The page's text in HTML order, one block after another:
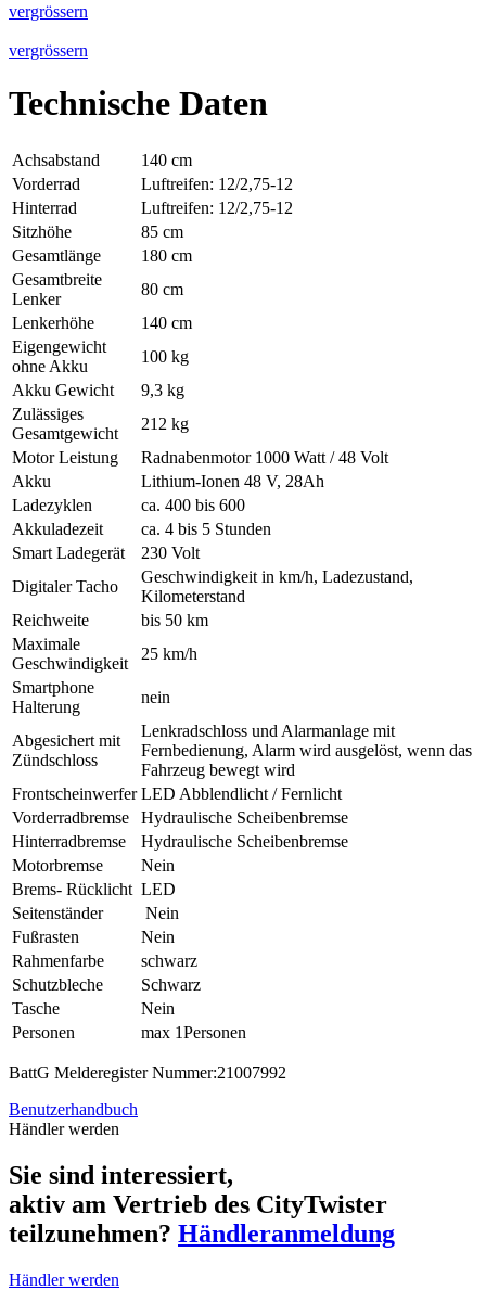
vergrössern
vergrössern
Technische Daten
Achsabstand
140 cm
Vorderrad
Luftreifen: 12/2,75-12
Hinterrad
Luftreifen: 12/2,75-12
Sitzhöhe
85 cm
Gesamtlänge
180 cm
Gesamtbreite
Lenker
80 cm
Lenkerhöhe
140 cm
Eigengewicht
ohne Akku
100 kg
Akku Gewicht
9,3 kg
Zulässiges
Gesamtgewicht
212 kg
Motor Leistung
Radnabenmotor 1000 Watt / 48 Volt
Akku
Lithium-Ionen 48 V, 28Ah
Ladezyklen
ca. 400 bis 600
Akkuladezeit
ca. 4 bis 5 Stunden
Smart Ladegerät
230 Volt
Digitaler Tacho
Geschwindigkeit in km/h, Ladezustand,
Kilometerstand
Reichweite
bis 50 km
Maximale
Geschwindigkeit
25 km/h
Smartphone
Halterung
nein
Abgesichert mit
Zündschloss
Lenkradschloss und Alarmanlage mit
Fernbedienung, Alarm wird ausgelöst, wenn das
Fahrzeug bewegt wird
Frontscheinwerfer LED Abblendlicht / Fernlicht
Vorderradbremse
Hydraulische Scheibenbremse
Hinterradbremse
Hydraulische Scheibenbremse
Motorbremse
Nein
Brems- Rücklicht LED
Seitenständer
Nein
Fußrasten
Nein
Rahmenfarbe
schwarz
Schutzbleche
Schwarz
Tasche
Nein
Personen
max 1Personen
BattG Melderegister Nummer:21007992
Benutzerhandbuch
Händler werden
Sie sind interessiert,
aktiv am Vertrieb des CityTwister
teilzunehmen? Händleranmeldung
Händler werden